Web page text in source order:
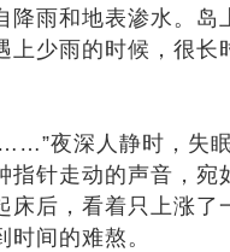
降雨和地表渗水。岛
上少雨的时候，很长
夜深人静时，失眠
指针走动的声音，宛
床后，看着只上涨了
间的难熬。